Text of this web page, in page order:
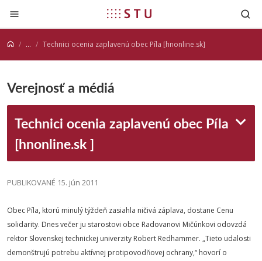
Prejsť na obsah
... Technici ocenia zaplavenú obec Píla [hnonline.sk]
Verejnosť a médiá
Technici ocenia zaplavenú obec Píla
[hnonline.sk ]
PUBLIKOVANÉ 15. jún 2011
Obec Píla, ktorú minulý týždeň zasiahla ničivá záplava, dostane Cenu
solidarity. Dnes večer ju starostovi obce Radovanovi Mičúnkovi odovzdá
rektor Slovenskej technickej univerzity Robert Redhammer. „Tieto udalosti
demonštrujú potrebu aktívnej protipovodňovej ochrany,“ hovorí o